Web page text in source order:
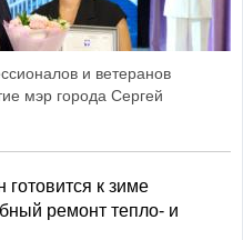
и ветеранов
мэр города Сергей
к зиме
ремонт тепло- и